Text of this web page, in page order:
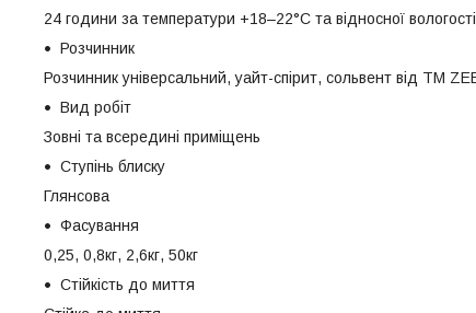
24 години за температури +18–22°С та відносної
Розчинник
Розчинник універсальний, уайт-спірит, cольвент від ТМ
Вид робіт
Зовні та всередині приміщень
Ступінь блиску
Глянсова
Фасування
0,25, 0,8кг, 2,6кг, 50кг
Стійкість до миття